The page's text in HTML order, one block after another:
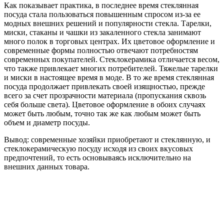
Как показывает практика, в последнее время стеклянная
посуда стала пользоваться повышенным спросом из-за ее
модных внешних решений и популярности стекла. Тарелки,
миски, стаканы и чашки из закаленного стекла занимают
много полок в торговых центрах. Их цветовое оформление и
современные формы полностью отвечают потребностям
современных покупателей. Стеклокерамика отличается весом,
что также привлекает многих потребителей. Тяжелые тарелки
и миски в настоящее время в моде. В то же время стеклянная
посуда продолжает привлекать своей изящностью, прежде
всего за счет прозрачности материала (пропускания сквозь
себя больше света). Цветовое оформление в обоих случаях
может быть любым, точно так же как любым может быть
объем и диаметр посуды.
Вывод: современные хозяйки приобретают и стеклянную, и
стеклокерамическую посуду исходя из своих вкусовых
предпочтений, то есть основываясь исключительно на
внешних данных товара.